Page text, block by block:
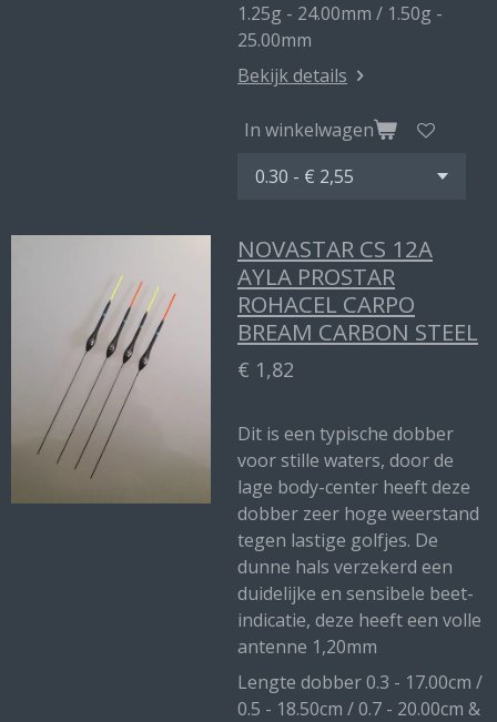
1.25g - 24.00mm / 1.50g -
25.00mm
Bekijk details
In winkelwagen
NOVASTAR CS 12A
AYLA PROSTAR
ROHACEL CARPO
BREAM CARBON STEEL
€ 1,82
Dit is een typische dobber
voor stille waters, door de
lage body-center heeft deze
dobber zeer hoge weerstand
tegen lastige golfjes. De
dunne hals verzekerd een
duidelijke en sensibele beet-
indicatie, deze heeft een volle
antenne 1,20mm
Lengte dobber 0.3 - 17.00cm /
0.5 - 18.50cm / 0.7 - 20.00cm &